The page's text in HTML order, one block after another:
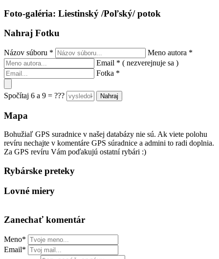
Foto-galéria: Liestinský /Poľský/ potok
Nahraj Fotku
Názov súboru * Meno autora *
Email * ( nezverejnuje sa )
Fotka *
Spočítaj 6 a 9 = ???
Mapa
Bohužiaľ GPS suradnice v našej databázy nie sú. Ak viete polohu
revíru nechajte v komentáre GPS súradnice a admini to radi doplnia.
Za GPS revíru Vám poďakujú ostatní rybári :)
Rybárske preteky
Lovné miery
Zanechať komentár
Meno*
Email*